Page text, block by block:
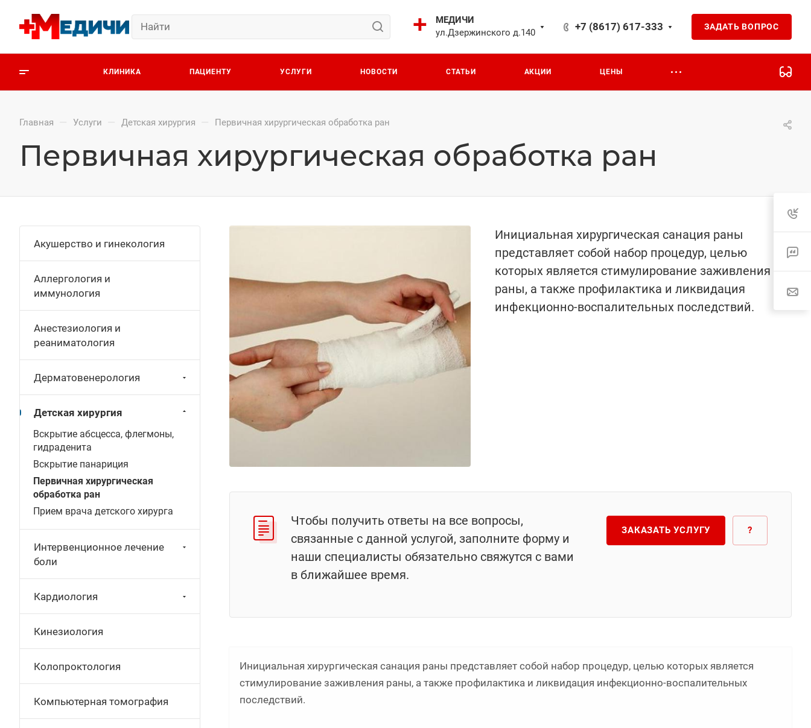
МЕДИЧИ
ул.Дзержинского д.140
+7 (8617) 617-333 ЗАДАТЬ ВОПРОС
КЛИНИКА ПАЦИЕНТУ УСЛУГИ НОВОСТИ СТАТЬИ АКЦИИ ЦЕНЫ
Главная — Услуги — Детская хирургия — Первичная хирургическая обработка ран
Первичная хирургическая обработка ран
Инициальная хирургическая санация раны
представляет собой набор процедур, целью
которых является стимулирование заживления
раны, а также профилактика и ликвидация
инфекционно-воспалительных последствий.
Чтобы получить ответы на все вопросы,
связанные с данной услугой, заполните форму и
наши специалисты обязательно свяжутся с вами
в ближайшее время.
ЗАКАЗАТЬ УСЛУГУ ?
Инициальная хирургическая санация раны представляет собой набор процедур, целью которых является
стимулирование заживления раны, а также профилактика и ликвидация инфекционно-воспалительных
последствий.
Акушерство и гинекология
Аллергология и
иммунология
Анестезиология и
реаниматология
Дерматовенерология
Детская хирургия
Вскрытие абсцесса, флегмоны,
гидраденита
Вскрытие панариция
Первичная хирургическая
обработка ран
Прием врача детского хирурга
Интервенционное лечение
боли
Кардиология
Кинезиология
Колопроктология
Компьютерная томография